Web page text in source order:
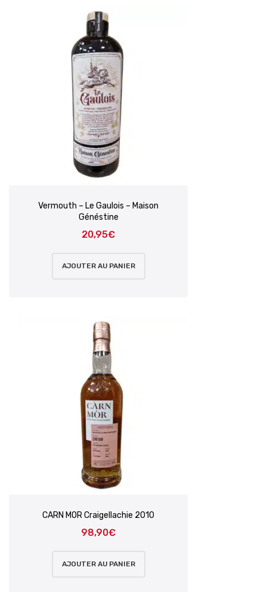
Vermouth – Le Gaulois – Maison
Généstine
20,95€
AJOUTER AU PANIER
CARN MOR Craigellachie 2010
98,90€
AJOUTER AU PANIER